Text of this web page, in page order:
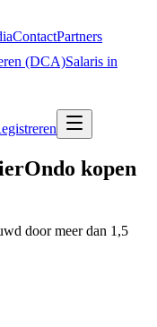
ContactPartners
(DCA)Salaris in
Ondo kopen
door meer dan 1,5